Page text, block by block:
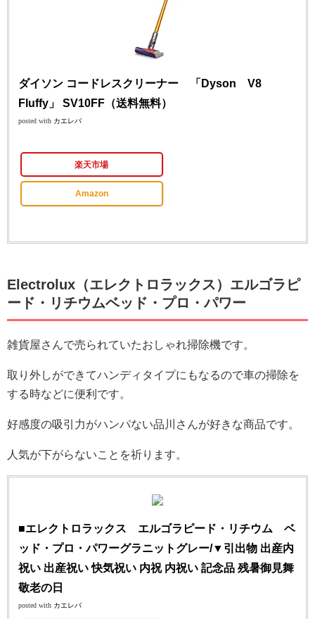
ダイソン コードレスクリーナー 「Dyson V8
Fluffy」 SV10FF（送料無料）
posted with カエレバ
楽天市場
Amazon
Electrolux（エレクトロラックス）エルゴラピ
ード・リチウムベッド・プロ・パワー
雑貨屋さんで売られていたおしゃれ掃除機です。
取り外しができてハンディタイプにもなるので車の掃除を
する時などに便利です。
好感度の吸引力がハンパない品川さんが好きな商品です。
人気が下がらないことを祈ります。
■エレクトロラックス エルゴラピード・リチウム ベ
ッド・プロ・パワーグラニットグレー/▼引出物 出産内
祝い 出産祝い 快気祝い 内祝 内祝い 記念品 残暑御見舞
敬老の日
posted with カエレバ